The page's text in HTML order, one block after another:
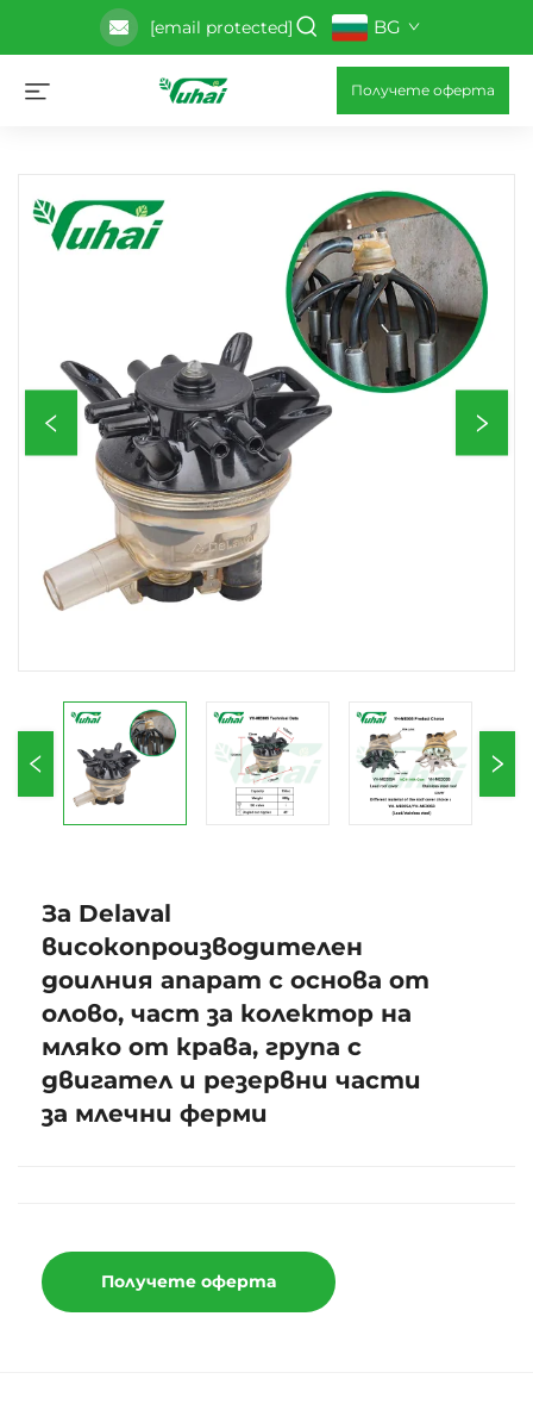
[email protected] BG
Получете оферта
За Delaval
високопроизводителен
доилния апарат с основа от
олово, част за колектор на
мляко от крава, група с
двигател и резервни части
за млечни ферми
Получете оферта